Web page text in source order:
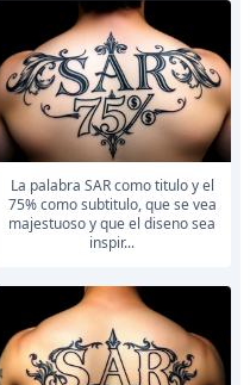
la palabra SAR como titulo y el
75% como subtitulo, que se vea
majestuoso y que el diseno sea
inspir...